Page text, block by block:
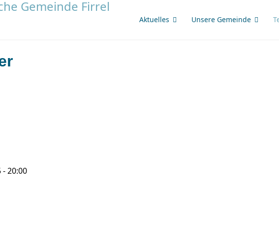
Aktuelles Unsere Gemeinde
- 20:00